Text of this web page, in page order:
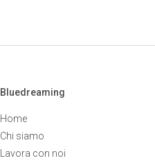
Bluedreaming
Home
Chi siamo
Lavora con noi